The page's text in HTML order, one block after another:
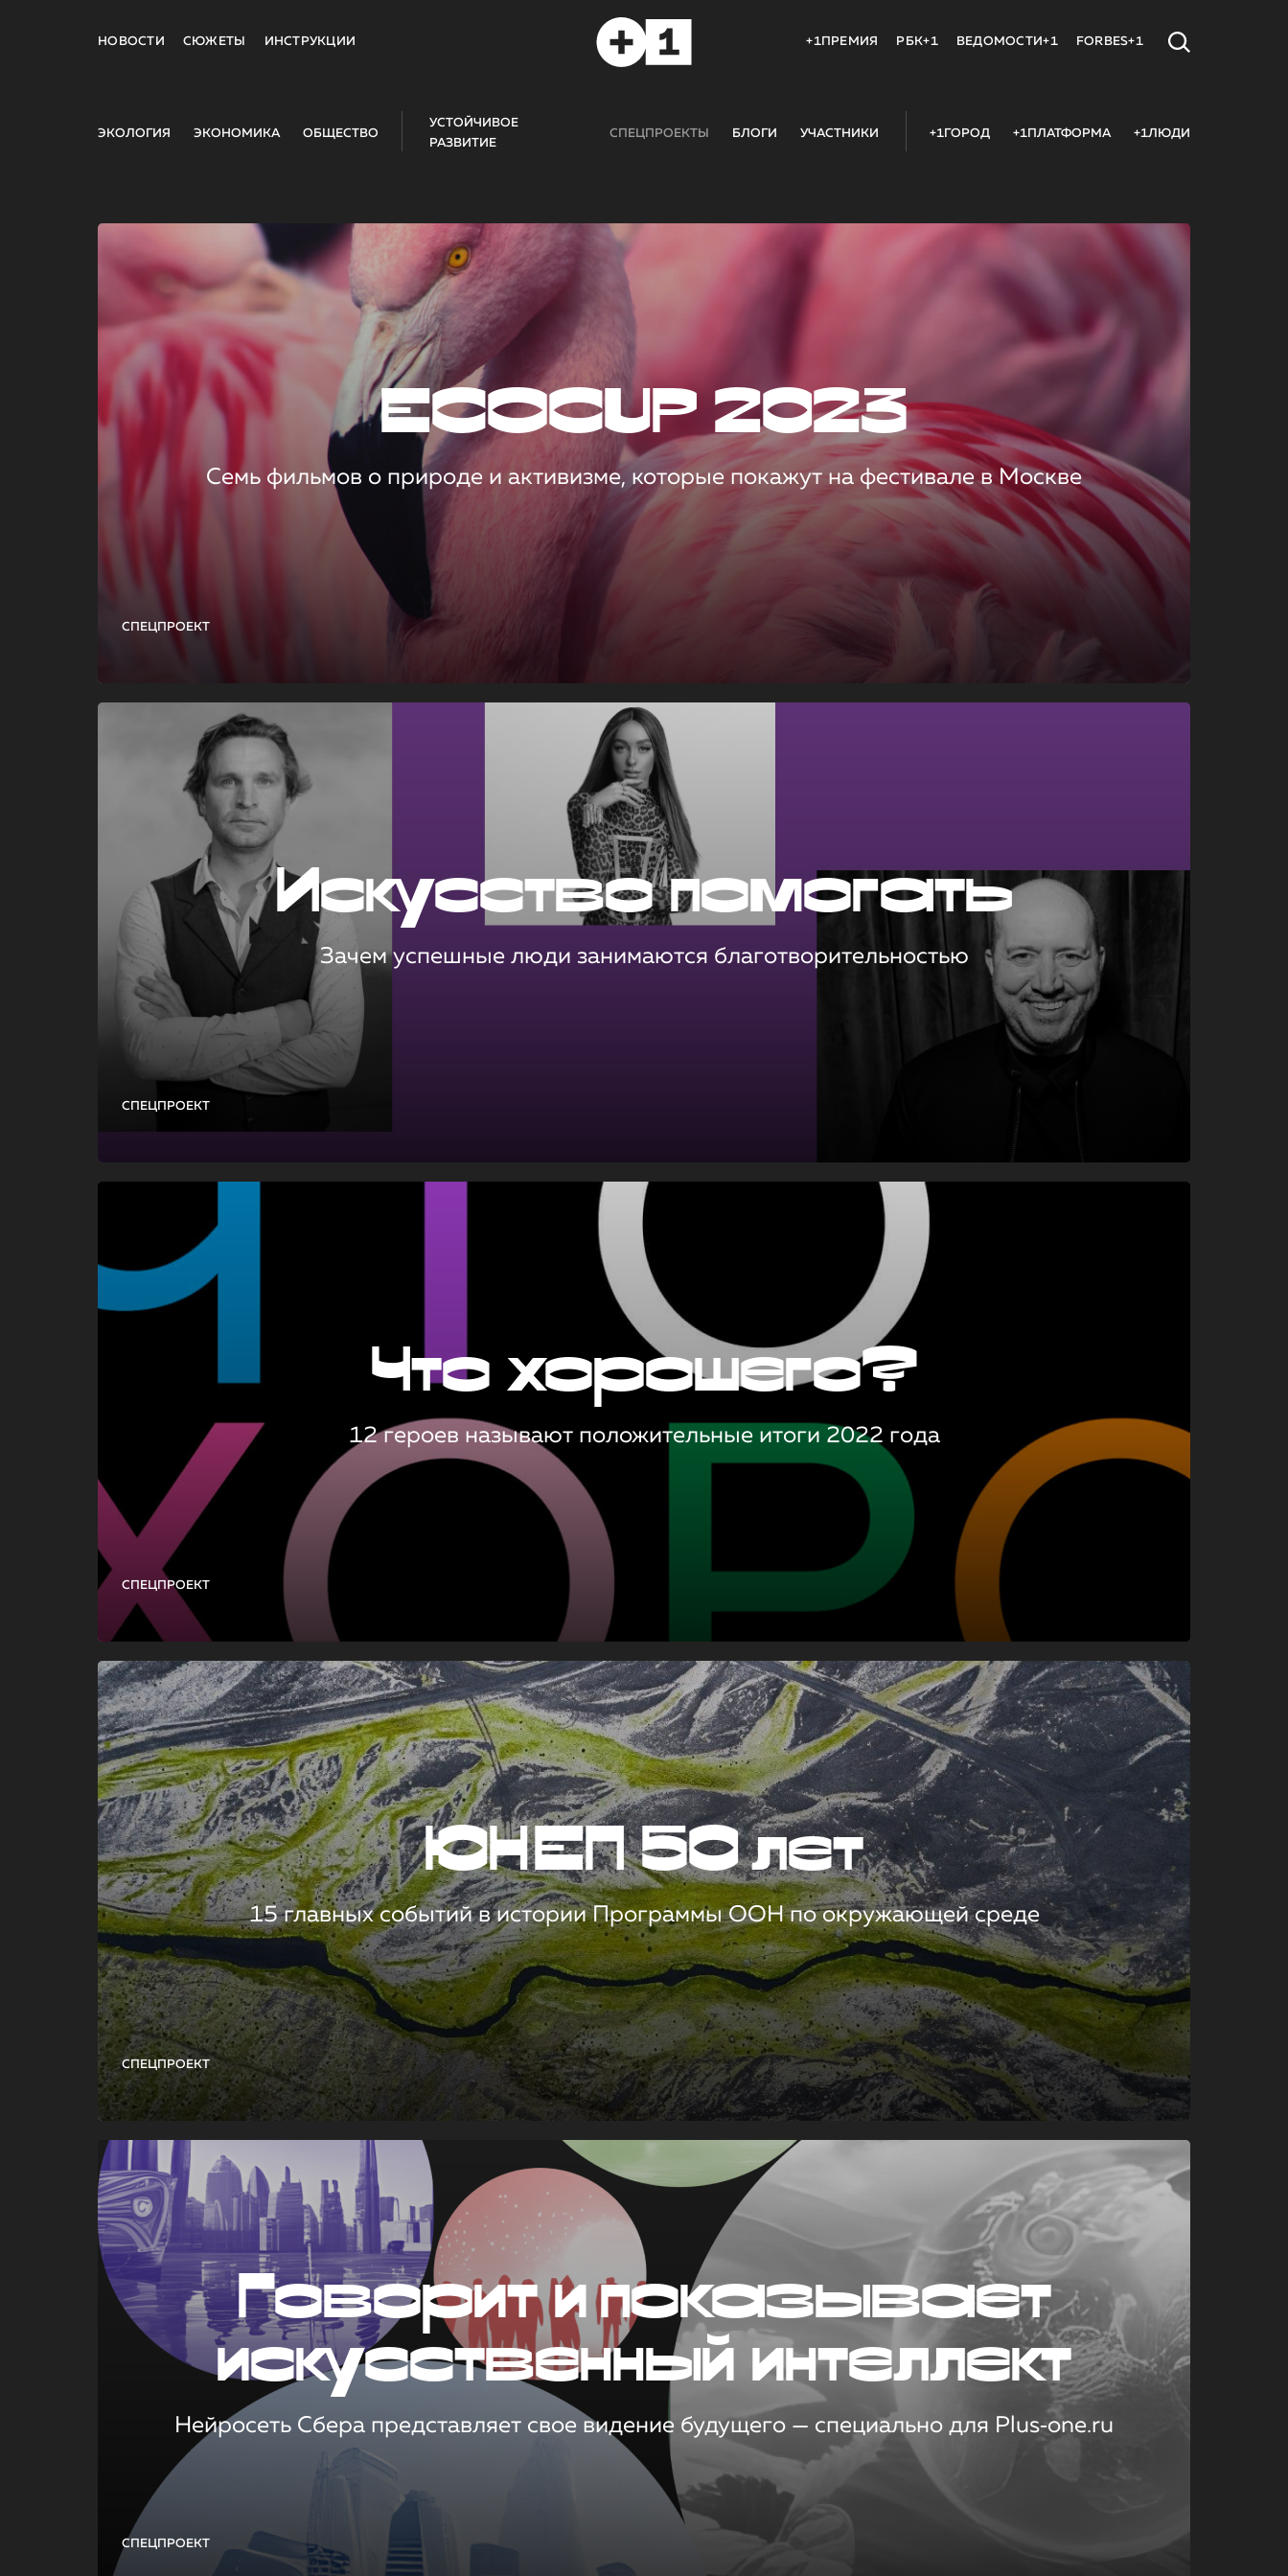
НОВОСТИ СЮЖЕТЫ ИНСТРУКЦИИ +1ПРЕМИЯ РБК+1 ВЕДОМОСТИ+1 FORBES+1
ЭКОЛОГИЯ ЭКОНОМИКА ОБЩЕСТВО
УСТОЙЧИВОЕ
РАЗВИТИЕ
СПЕЦПРОЕКТЫ БЛОГИ УЧАСТНИКИ +1ГОРОД +1ПЛАТФОРМА +1ЛЮДИ
СПЕЦПРОЕКТ
ECOCUP 2023
Семь фильмов о природе и активизме, которые покажут на фестивале в Москве
СПЕЦПРОЕКТ
Искусство помогать
Зачем успешные люди занимаются благотворительностью
СПЕЦПРОЕКТ
Что хорошего?
12 героев называют положительные итоги 2022 года
СПЕЦПРОЕКТ
ЮНЕП 50 лет
15 главных событий в истории Программы ООН по окружающей среде
СПЕЦПРОЕКТ
Говорит и показывает
искусственный интеллект
Нейросеть Сбера представляет свое видение будущего — специально для Plus‑one.ru